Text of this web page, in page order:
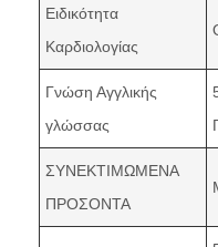
Ειδικότητα
Καρδιολογίας
Γνώση Αγγλικής
γλώσσας
ΣΥΝΕΚΤΙΜΩΜΕΝΑ
ΠΡΟΣΟΝΤΑ